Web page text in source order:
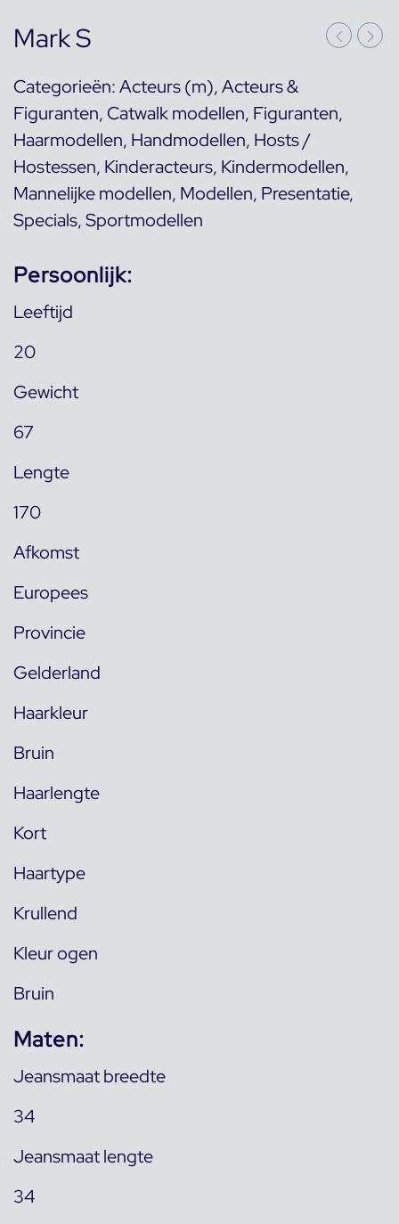
Mark S
Categorieën:Acteurs (m),Acteurs &
Figuranten, Catwalk modellen, Figuranten,
Haarmodellen, Handmodellen, Hosts /
Hostessen, Kinderacteurs, Kindermodellen,
Mannelijke modellen, Modellen, Presentatie,
Specials,Sportmodellen
Persoonlijk:
Leeftijd
20
Gewicht
67
Lengte
170
Afkomst
Europees
Provincie
Gelderland
Haarkleur
Bruin
Haarlengte
Kort
Haartype
Krullend
Kleur ogen
Bruin
Maten:
Jeansmaat breedte
34
Jeansmaat lengte
34